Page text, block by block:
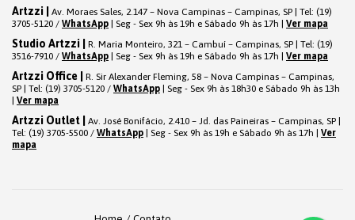
Artzzi | Av. Moraes Sales, 2.147 – Nova Campinas – Campinas, SP | Tel: (19)
3705-5120 / WhatsApp | Seg - Sex 9h às 19h e Sábado 9h às 17h | Ver mapa
Studio Artzzi | R. Maria Monteiro, 321 – Cambuí – Campinas, SP | Tel: (19)
3516-7910 / WhatsApp | Seg - Sex 9h às 19h e Sábado 9h às 17h | Ver mapa
Artzzi Office | R. Sir Alexander Fleming, 58 – Nova Campinas – Campinas,
SP | Tel: (19) 3705-5120 / WhatsApp | Seg - Sex 9h às 18h30 e Sábado 9h às 13h
Ver mapa
Artzzi Outlet | Av. José Bonifácio, 2.410 – Jd. das Paineiras – Campinas, SP |
Tel: (19) 3705-5500 / WhatsApp | Seg - Sex 9h às 19h e Sábado 9h às 17h | Ver
mapa